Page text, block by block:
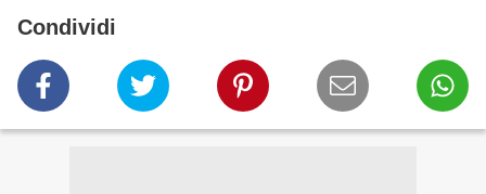
Condividi